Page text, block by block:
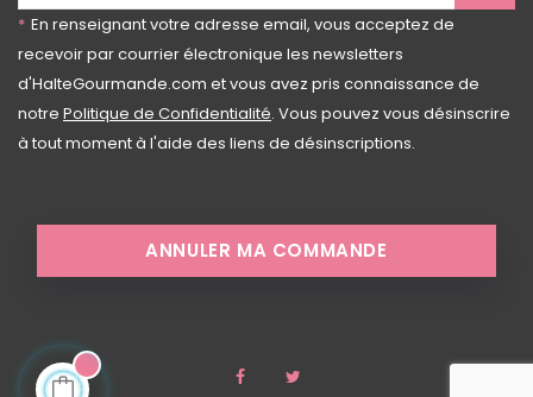
* En renseignant votre adresse email, vous acceptez de
recevoir par courrier électronique les newsletters
d'HalteGourmande.com et vous avez pris connaissance de
notre Politique de Confidentialité. Vous pouvez vous désinscrire
à tout moment à l'aide des liens de désinscriptions.
ANNULER MA COMMANDE
Facebook